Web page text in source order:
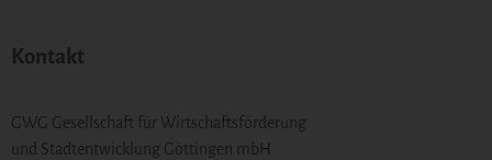
Kontakt
GWG Gesellschaft für Wirtschaftsförderung
und Stadtentwicklung Göttingen mbH